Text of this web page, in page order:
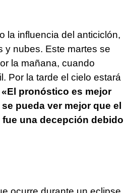
la influencia del anticiclón,
y nubes. Este martes se
la mañana, cuando
Por la tarde el cielo estará
«El pronóstico es mejor
pueda ver mejor que el
una decepción debido